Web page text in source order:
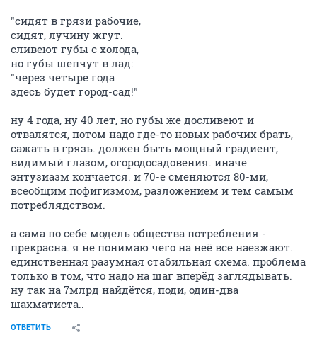
"сидят в грязи рабочие,
сидят, лучину жгут.
сливеют губы с холода,
но губы шепчут в лад:
"через четыре года
здесь будет город-сад!"
ну 4 года, ну 40 лет, но губы же досливеют и
отвалятся, потом надо где-то новых рабочих брать,
сажать в грязь. должен быть мощный градиент,
видимый глазом, огородосадовения. иначе
энтузиазм кончается. и 70-е сменяются 80-ми,
всеобщим пофигизмом, разложением и тем самым
потреблядством.
а сама по себе модель общества потребления -
прекрасна. я не понимаю чего на неё все наезжают.
единственная разумная стабильная схема. проблема
только в том, что надо на шаг вперёд заглядывать.
ну так на 7млрд найдётся, поди, один-два
шахматиста..
ОТВЕТИТЬ